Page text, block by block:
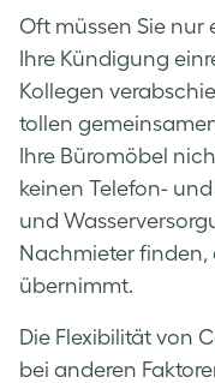
Oft müssen Sie
Ihre Kündigung
Kollegen
tollen
Ihre Büromöbel
keinen Telefon-
und
Nachmieter finden,
übernimmt.
Die Flexibilität von
bei anderen